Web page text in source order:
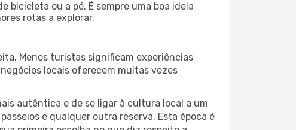
bicicleta ou a pé. É sempre uma boa ideia
rotas a explorar.
Menos turistas significam experiências
locais oferecem muitas vezes
autêntica e de se ligar à cultura local a um
e qualquer outra reserva. Esta época é